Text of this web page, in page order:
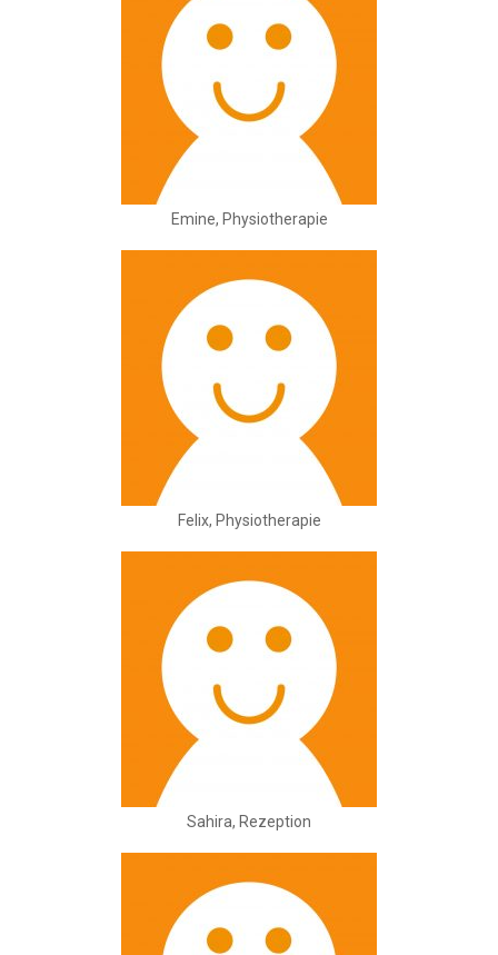
Emine, Physiotherapie
Felix, Physiotherapie
Sahira, Rezeption